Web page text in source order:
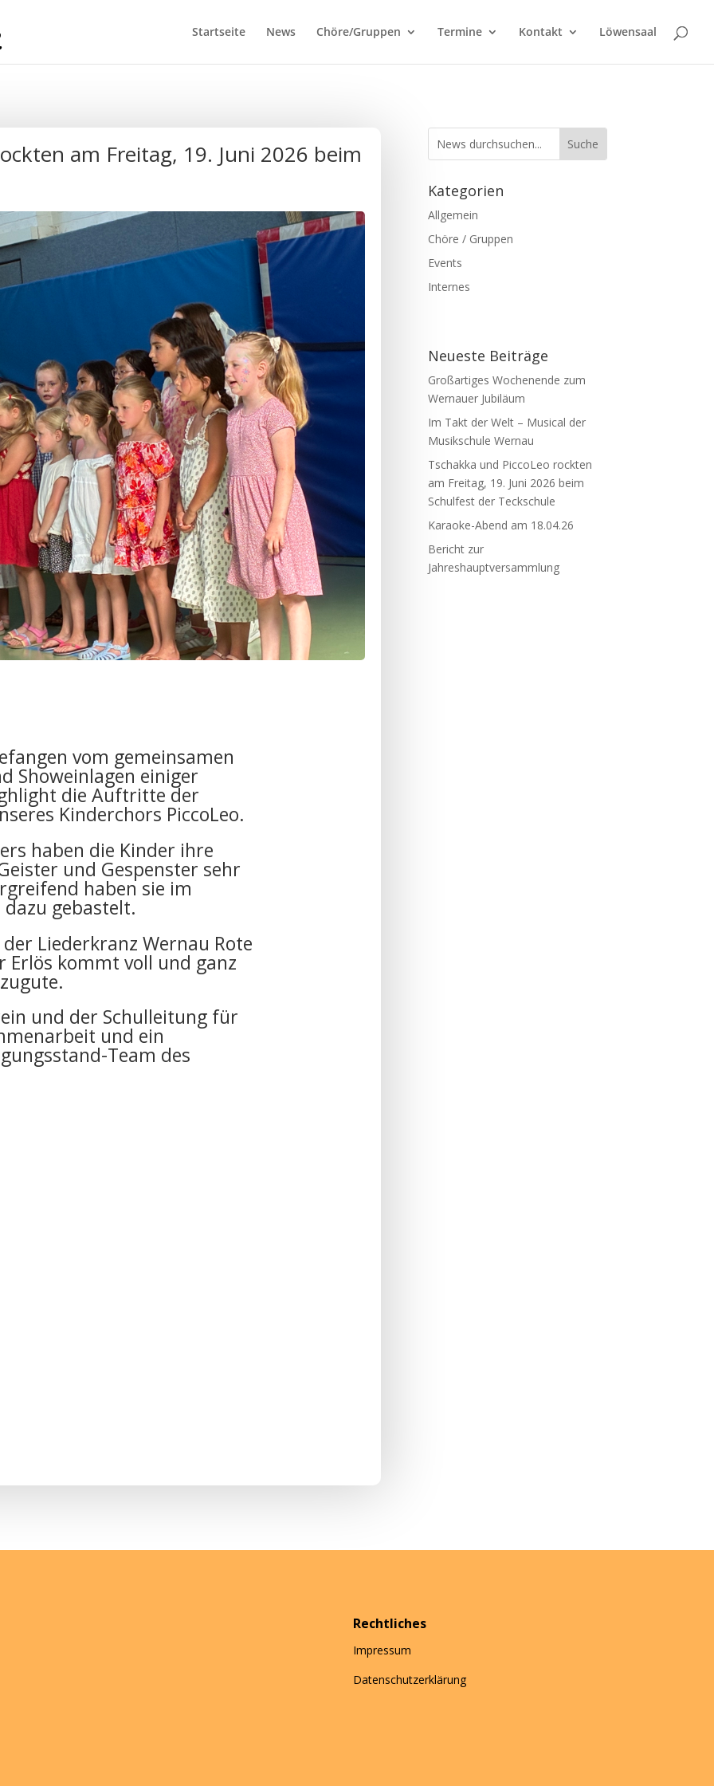
Startseite News Chöre/Gruppen Termine Kontakt Löwensaal
am Freitag, 19. Juni 2026 beim
vom gemeinsamen
Showeinlagen einiger
die Auftritte der
Kinderchors PiccoLeo.
haben die Kinder ihre
und Gespenster sehr
haben sie im
gebastelt.
Liederkranz Wernau Rote
Erlös kommt voll und ganz
und der Schulleitung für
und ein
Team des
Kategorien
Allgemein
Chöre / Gruppen
Events
Internes
Neueste Beiträge
Großartiges Wochenende zum
Wernauer Jubiläum
Im Takt der Welt – Musical der
Musikschule Wernau
Tschakka und PiccoLeo rockten
am Freitag, 19. Juni 2026 beim
Schulfest der Teckschule
Karaoke-Abend am 18.04.26
Bericht zur
Jahreshauptversammlung
Rechtliches
Impressum
Datenschutzerklärung